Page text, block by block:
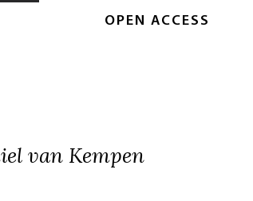
OPEN ACCESS
van Kempen